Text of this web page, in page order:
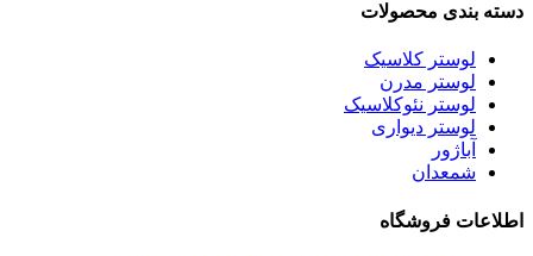
دسته بندی محصولات
لوستر کلاسیک
لوستر مدرن
لوستر نئوکلاسیک
لوستر دیواری
آباژور
شمعدان
اطلاعات فروشگاه